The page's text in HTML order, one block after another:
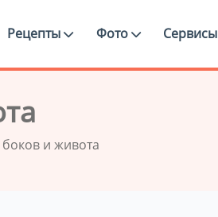
Рецепты Фото Сервисы
и живота